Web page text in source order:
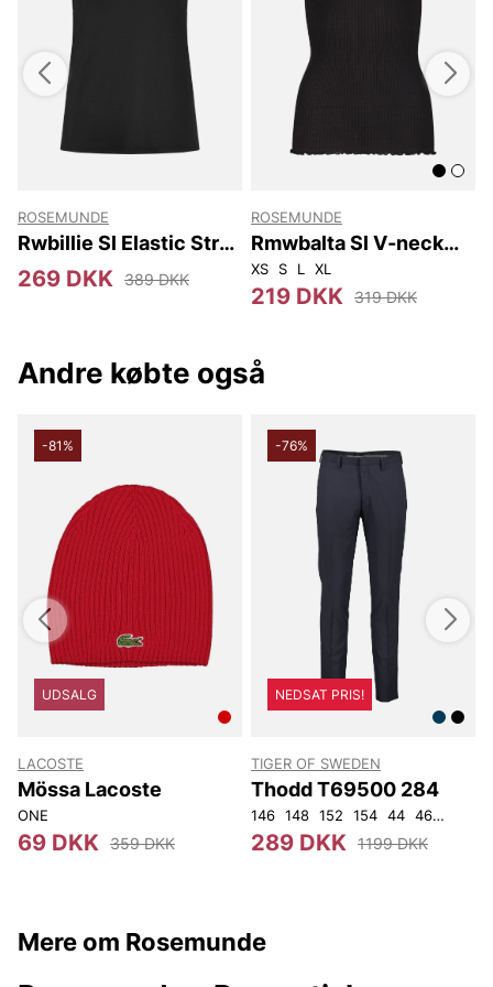
ROSEMUNDE
Rwbillie Sl Elastic Strap
Top
269 DKK 389 DKK
ROSEMUNDE
Rmwbalta Sl V-neck
Top
XS S L XL
219 DKK 319 DKK
Andre købte også
-81%
UDSALG
LACOSTE
Mössa Lacoste
ONE
69 DKK 359 DKK
-76%
NEDSAT PRIS!
TIGER OF SWEDEN
Thodd T69500 284
146 148 152 154 44 46 48
289 DKK 1199 DKK
Mere om Rosemunde